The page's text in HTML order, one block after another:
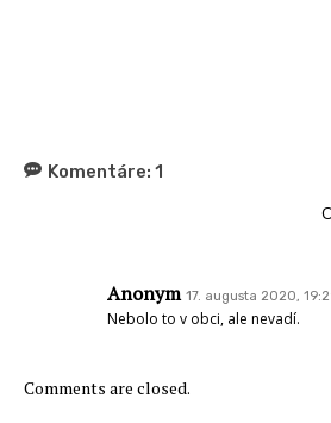
Komentáre: 1
Anonym 17. augusta 2020,
Nebolo to v obci, ale nevadí.
Comments are closed.